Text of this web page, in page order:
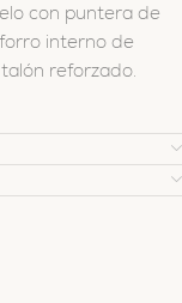
con puntera de
interno de
reforzado.